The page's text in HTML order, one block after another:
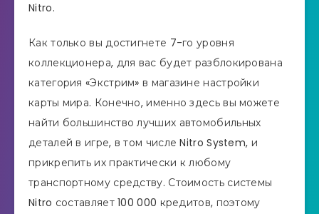
Nitro.
Как только вы достигнете 7-го уровня
коллекционера, для вас будет разблокирована
категория «Экстрим» в магазине настройки
карты мира. Конечно, именно здесь вы можете
найти большинство лучших автомобильных
деталей в игре, в том числе Nitro System, и
прикрепить их практически к любому
транспортному средству. Стоимость системы
Nitro составляет 100 000 кредитов, поэтому